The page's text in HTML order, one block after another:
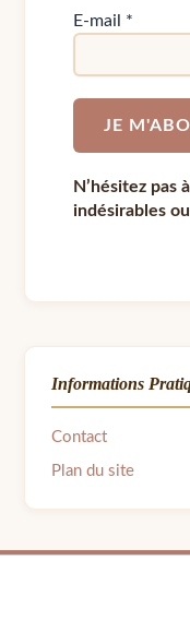
E-mail *
N’hésitez pas
indésirables
Informations
Contact
Plan du site